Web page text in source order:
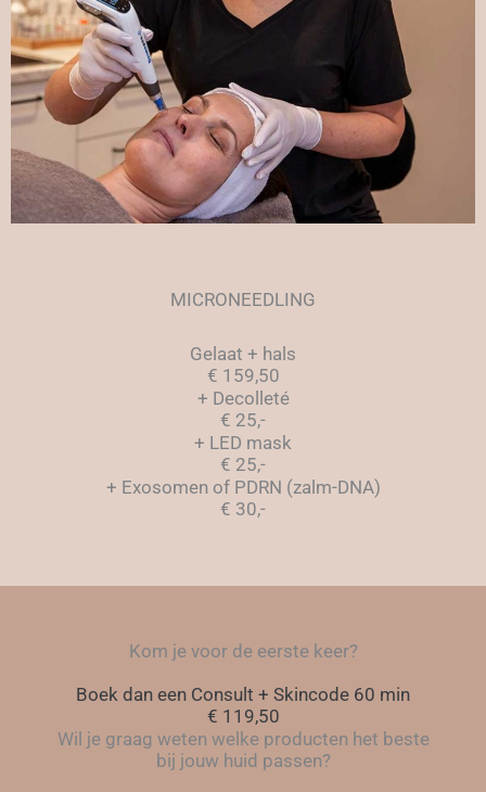
MICRONEEDLING
Gelaat + hals
€ 159,50
+ Decolleté
€ 25,-
+ LED mask
€ 25,-
+ Exosomen of PDRN (zalm-DNA)
€ 30,-
Kom je voor de eerste keer?
Boek dan een Consult + Skincode 60 min
€ 119,50
Wil je graag weten welke producten het beste
bij jouw huid passen?